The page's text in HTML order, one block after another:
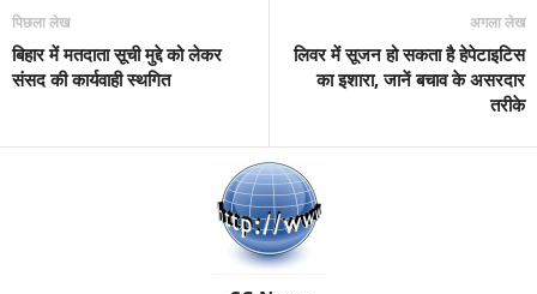
पिछला लेख
बिहार में मतदाता सूची मुद्दे को लेकर
संसद की कार्यवाही स्थगित
अगला लेख
लिवर में सूजन हो सकता है हेपेटाइटिस
का इशारा, जानें बचाव के असरदार
तरीके